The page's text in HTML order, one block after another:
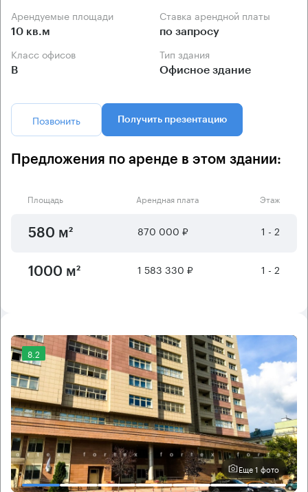
Арендуемые площади
10 кв.м
Ставка арендной платы
по запросу
Класс офисов
B
Тип здания
Офисное здание
Позвонить Получить презентацию
Предложения по аренде в этом здании:
Площадь Арендная плата Этаж
580 м² 870 000 ₽ 1 - 2
1000 м² 1 583 330 ₽ 1 - 2
8.2
Еще 1 фото